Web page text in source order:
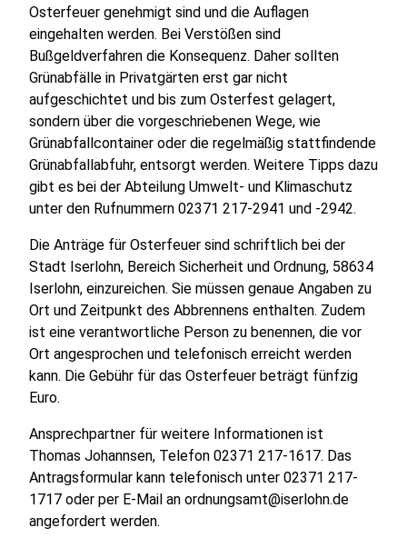
Osterfeuer genehmigt sind und die Auflagen
eingehalten werden. Bei Verstößen sind
Bußgeldverfahren die Konsequenz. Daher sollten
Grünabfälle in Privatgärten erst gar nicht
aufgeschichtet und bis zum Osterfest gelagert,
sondern über die vorgeschriebenen Wege, wie
Grünabfallcontainer oder die regelmäßig stattfindende
Grünabfallabfuhr, entsorgt werden. Weitere Tipps dazu
gibt es bei der Abteilung Umwelt- und Klimaschutz
unter den Rufnummern 02371 217-2941 und -2942.
Die Anträge für Osterfeuer sind schriftlich bei der
Stadt Iserlohn, Bereich Sicherheit und Ordnung, 58634
Iserlohn, einzureichen. Sie müssen genaue Angaben zu
Ort und Zeitpunkt des Abbrennens enthalten. Zudem
ist eine verantwortliche Person zu benennen, die vor
Ort angesprochen und telefonisch erreicht werden
kann. Die Gebühr für das Osterfeuer beträgt fünfzig
Euro.
Ansprechpartner für weitere Informationen ist
Thomas Johannsen, Telefon 02371 217-1617. Das
Antragsformular kann telefonisch unter 02371 217-
1717 oder per E-Mail an ordnungsamt@iserlohn.de
angefordert werden.